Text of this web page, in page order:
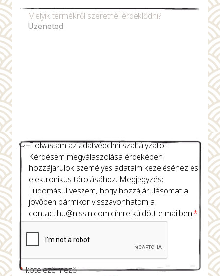
Melyik termékről szeretnél érdeklődni?
Elolvastam az adatvédelmi szabályzatot.
Kérdésem megválaszolása érdekében
hozzájárulok személyes adataim kezeléséhez és
elektronikus tárolásához. Megjegyzés:
Tudomásul veszem, hogy hozzájárulásomat a
jövőben bármikor visszavonhatom a
contact.hu@nissin.com címre küldött e-mailben.*
*kötelező mező